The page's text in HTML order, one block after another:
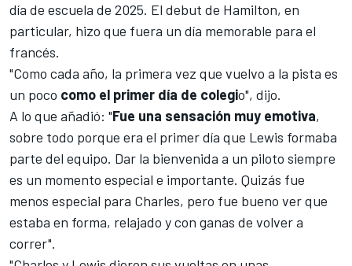
día de escuela de 2025. El debut de Hamilton, en
particular, hizo que fuera un día memorable para el
francés.
"Como cada año, la primera vez que vuelvo a la pista es
un poco como el primer día de colegio", dijo.
A lo que añadió: "Fue una sensación muy emotiva,
sobre todo porque era el primer día que Lewis formaba
parte del equipo. Dar la bienvenida a un piloto siempre
es un momento especial e importante. Quizás fue
menos especial para Charles, pero fue bueno ver que
estaba en forma, relajado y con ganas de volver a
correr".